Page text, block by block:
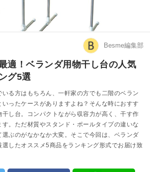
Besme編集部
適！ベランダ用物干し台の人気
グ5選
る方はもちろん、一軒家の方でも二階のベラン
ったケースがありますよね？そんな時におすす
し台。コンパクトながら収容力が高く、干す作
。ただ材質やスタンド・ポールタイプの違いな
選ぶのがなかなか大変。そこで今回は、ベランダ
選したオススメ5商品をランキング形式でお届け致